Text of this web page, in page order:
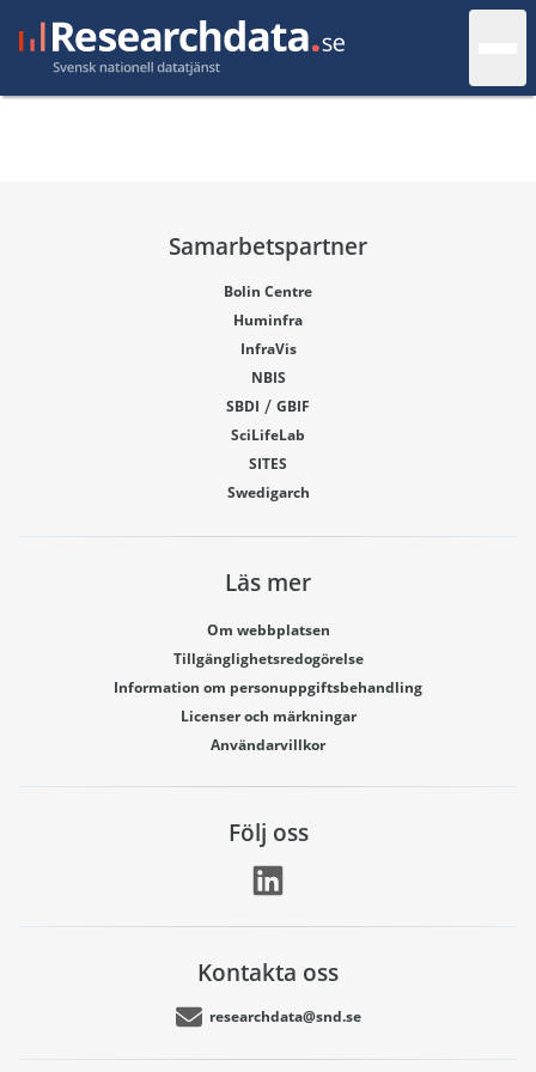
Samarbetspartner
Bolin Centre
Huminfra
InfraVis
NBIS
SBDI / GBIF
SciLifeLab
SITES
Swedigarch
Läs mer
Om webbplatsen
Tillgänglighetsredogörelse
Information om personuppgiftsbehandling
Licenser och märkningar
Användarvillkor
Följ oss
Kontakta oss
researchdata@snd.se